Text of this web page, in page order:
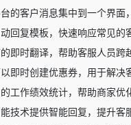
的客户消息集中到一个界面
回复模板，快速响应常见的
即时翻译，帮助客服人员跨
即时创建优惠券，用于解决
工作绩效统计，帮助商家优
技术提供智能回复，提升客